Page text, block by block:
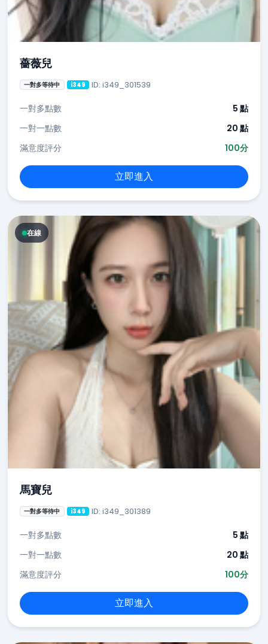
薔薇兒
一對多等待中 i349 ID: i349_301539
一對多點數
5 點
一對一點數
20 點
滿意度評分
100分
立即進入
在線
馬寶兒
一對多等待中 i349 ID: i349_301389
一對多點數
5 點
一對一點數
20 點
滿意度評分
100分
立即進入